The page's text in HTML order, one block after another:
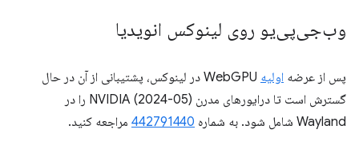
وب‌جی‌پی‌یو روی لینوکس انویدیا
پس از عرضه اولیه
WebGPU در لینوکس، پشتیبانی از آن در حال
گسترش است تا درایورهای مدرن NVIDIA (2024-05) را در
Wayland شامل شود. به شماره
442791440 مراجعه کنید.